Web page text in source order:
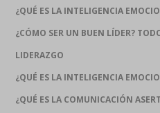
¿QUÉ ES LA INTELIGENCIA
¿CÓMO SER UN BUEN LÍDER?
LIDERAZGO
¿QUÉ ES LA INTELIGENCIA
¿QUÉ ES LA COMUNICACIÓN